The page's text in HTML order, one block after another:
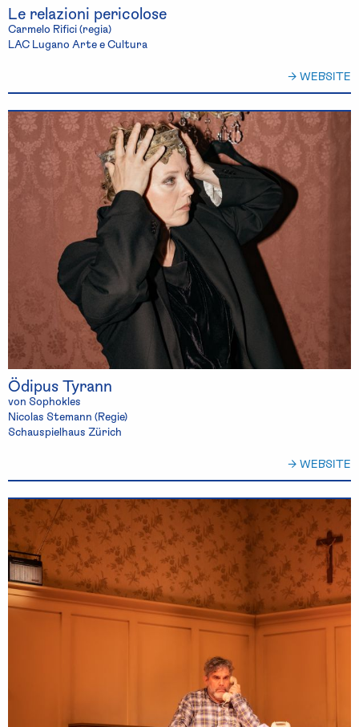
Le relazioni pericolose
Carmelo Rifici (regia)
LAC Lugano Arte e Cultura
→ WEBSITE
Ödipus Tyrann
von Sophokles
Nicolas Stemann (Regie)
Schauspielhaus Zürich
→ WEBSITE